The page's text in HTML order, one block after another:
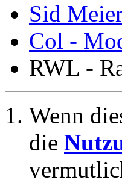
Sid
Col -
RWL -
Wenn
die